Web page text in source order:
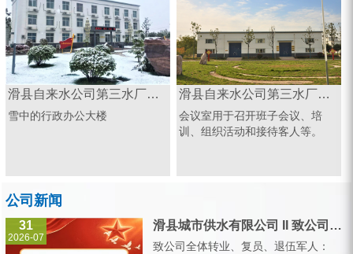
滑县自来水公司第三水厂会议室
培
滑县自来水公司第三水厂南水北调源头
南水北调用水经过自来水公司的
二次处理后，顺着管网流入城区
丹江源头活水
丹江水是中国南水北调中
的水源
公司新闻
31
2026-07
滑县城市供水有限公司 II 致公司全体转业、复员、退伍军人的一封信
致公司全体转业、复员、退伍军人：